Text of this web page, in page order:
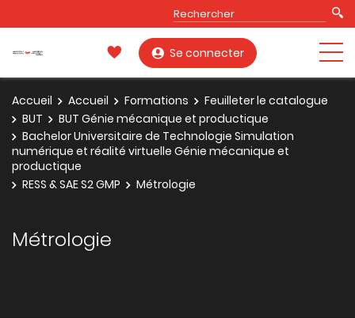
Se connecter
Accueil Accueil Formations
Feuilleter le catalogue
BUT
BUT Génie mécanique et productique
Bachelor Universitaire de Technologie Simulation
numérique et réalité virtuelle Génie mécanique et
productique
RESS & SAE S2 GMP
Métrologie
Métrologie